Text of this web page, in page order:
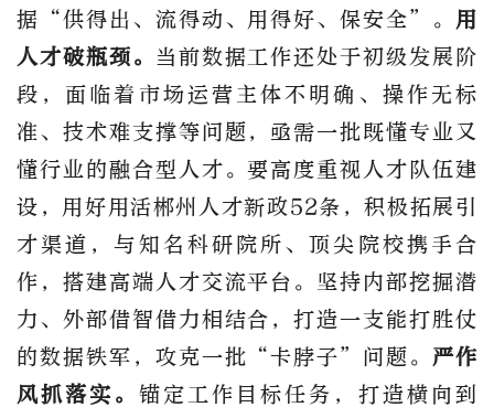
据“供得出、流得动、用得好、保安全”。 用
人才破瓶颈。
当前数据工作还处于初级发展阶
段，面临着市场运营主体不明确、操作无标
准、技术难支撑等问题，亟需一批既懂专业又
懂行业的融合型人才。要高度重视人才队伍建
设，用好用活郴州人才新政52条，积极拓展引
才渠道，与知名科研院所、顶尖院校携手合
作，搭建高端人才交流平台。坚持内部挖掘潜
力、外部借智借力相结合，打造一支能打胜仗
的数据铁军，攻克一批“卡脖子”问题。 严作
风抓落实。 锚定工作目标任务，打造横向到